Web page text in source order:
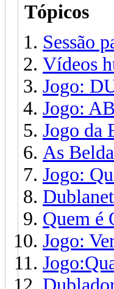
Tópicos
Sessão
Vídeos
Jogo:
Jogo:
Jogo da
As
Jogo:
Quem é
Jogo: